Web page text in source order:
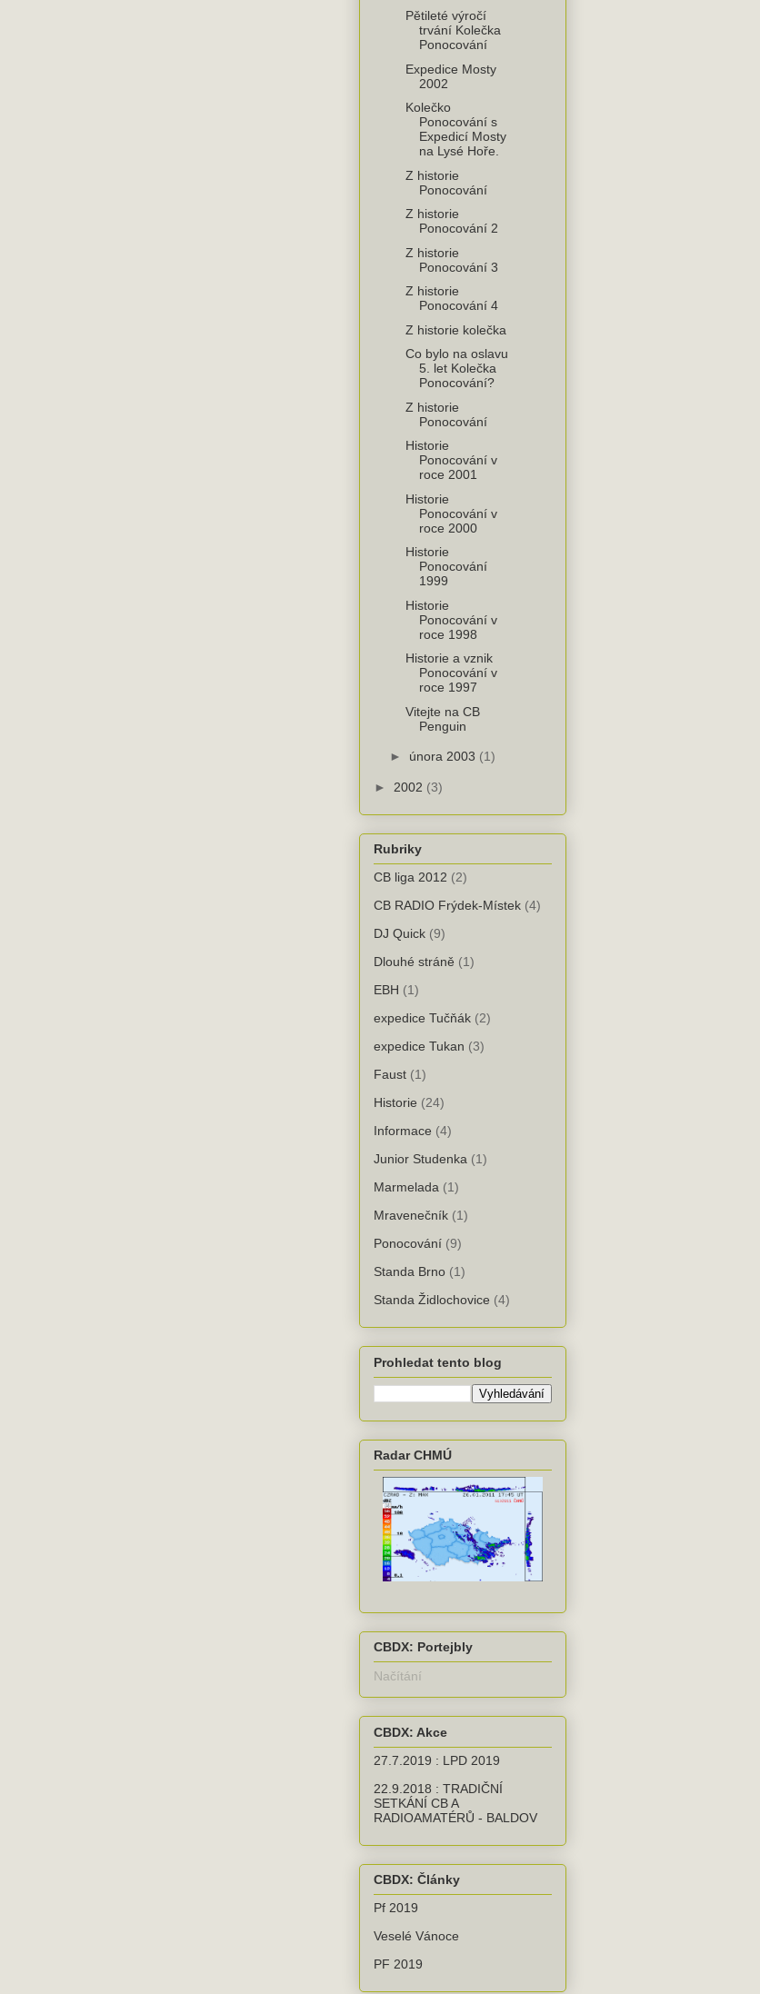
Pětileté výročí
trvání Kolečka
Ponocování
Expedice Mosty
2002
Kolečko
Ponocování s
Expedicí Mosty
na Lysé Hoře.
Z historie
Ponocování
Z historie
Ponocování 2
Z historie
Ponocování 3
Z historie
Ponocování 4
Z historie kolečka
Co bylo na oslavu
5. let Kolečka
Ponocování?
Z historie
Ponocování
Historie
Ponocování v
roce 2001
Historie
Ponocování v
roce 2000
Historie
Ponocování
1999
Historie
Ponocování v
roce 1998
Historie a vznik
Ponocování v
roce 1997
Vitejte na CB
Penguin
► února 2003 (1)
► 2002 (3)
Rubriky
CB liga 2012 (2)
CB RADIO Frýdek-Místek (4)
DJ Quick (9)
Dlouhé stráně (1)
EBH (1)
expedice Tučňák (2)
expedice Tukan (3)
Faust (1)
Historie (24)
Informace (4)
Junior Studenka (1)
Marmelada (1)
Mravenečník (1)
Ponocování (9)
Standa Brno (1)
Standa Židlochovice (4)
Prohledat tento blog
Radar CHMÚ
CBDX: Portejbly
Načítání
CBDX: Akce
27.7.2019 : LPD 2019
22.9.2018 : TRADIČNÍ
SETKÁNÍ CB A
RADIOAMATÉRŮ - BALDOV
CBDX: Články
Pf 2019
Veselé Vánoce
PF 2019